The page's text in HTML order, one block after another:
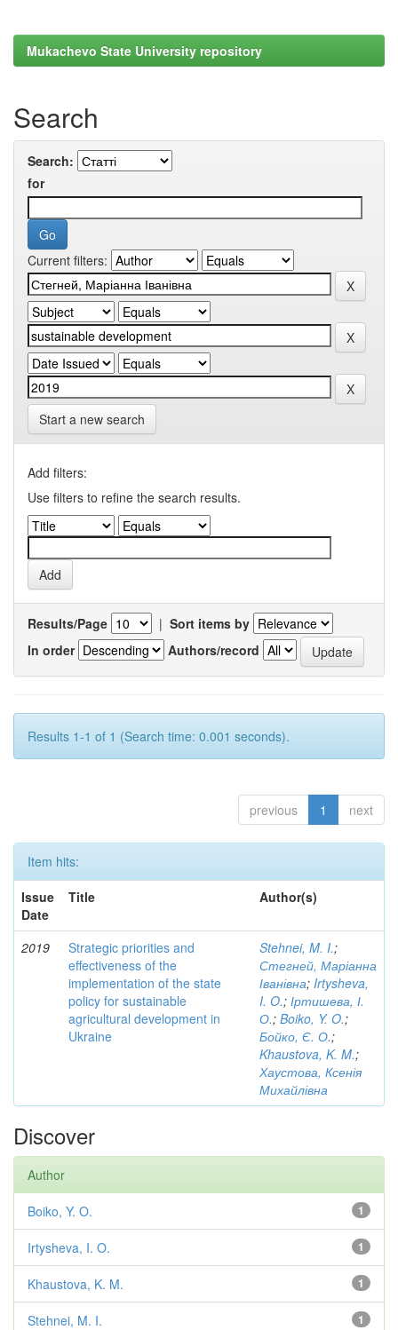
Mukachevo State University repository
Search
Search:
for
Current filters:
Start a new search
Add filters:
Use filters to refine the search results.
Results/Page | Sort items by
In order
Authors/record
Results 1-1 of 1 (Search time: 0.001 seconds).
previous 1 next
Item hits:
Issue
Date
Title Author(s)
2019
Strategic priorities and
effectiveness of the
implementation of the state
policy for sustainable
agricultural development in
Ukraine
Stehnei, M. I.;
Стегней, Маріанна
Іванівна; Irtysheva,
I. O.; Іртишева, І.
О.; Boiko, Y. O.;
Бойко, Є. О.;
Khaustova, K. M.;
Хаустова, Ксенія
Михайлівна
Discover
Author
1
Boiko, Y. O.
1
Irtysheva, I. O.
1
Khaustova, K. M.
1
Stehnei, M. I.